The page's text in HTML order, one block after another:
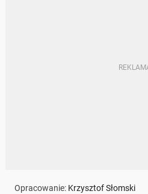
Opracowanie: Krzysztof Słomski